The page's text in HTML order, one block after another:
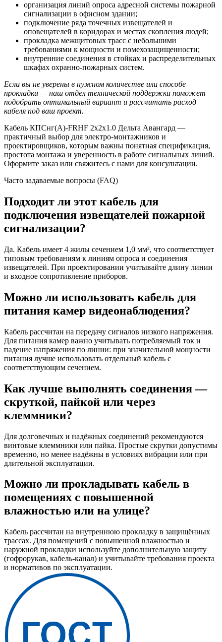
организация линий опроса адресной системы пожарной
сигнализации в офисном здании;
подключение ряда точечных извещателей и
оповещателей в коридорах и местах скопления людей;
прокладка межщитовых трасс с небольшими
требованиями к мощности и помехозащищенности;
внутренние соединения в стойках и распределительных
шкафах охранно-пожарных систем.
Если вы не уверены в нужном количестве или способе
прокладки — наш отдел технической поддержки поможет
подобрать оптимальный вариант и рассчитать расход
кабеля под ваш проект.
Кабель КПСнг(А)-FRHF 2х2х1.0 Дельта Авангард —
практичный выбор для электро-монтажников и
проектировщиков, которым важны понятная спецификация,
простота монтажа и уверенность в работе сигнальных линий.
Оформите заказ или свяжитесь с нами для консультации.
Часто задаваемые вопросы (FAQ)
Подходит ли этот кабель для
подключения извещателей пожарной
сигнализации?
Да. Кабель имеет 4 жилы сечением 1,0 мм², что соответствует
типовым требованиям к линиям опроса и соединения
извещателей. При проектировании учитывайте длину линии
и входное сопротивление приборов.
Можно ли использовать кабель для
питания камер видеонаблюдения?
Кабель рассчитан на передачу сигналов низкого напряжения.
Для питания камер важно учитывать потребляемый ток и
падение напряжения по линии: при значительной мощности
питания лучше использовать отдельный кабель с
соответствующим сечением.
Как лучше выполнять соединения —
скруткой, пайкой или через
клеммники?
Для долговечных и надёжных соединений рекомендуются
винтовые клеммники или пайка. Простые скрутки допустимы
временно, но менее надёжны в условиях вибрации или при
длительной эксплуатации.
Можно ли прокладывать кабель в
помещениях с повышенной
влажностью или на улице?
Кабель рассчитан на внутреннюю прокладку в защищённых
трассах. Для помещений с повышенной влажностью и
наружной прокладки используйте дополнительную защиту
(гофрорукав, кабель-канал) и учитывайте требования проекта
и нормативов по эксплуатации.